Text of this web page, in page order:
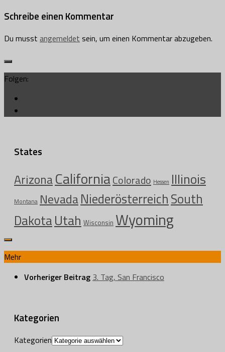
Schreibe einen Kommentar
Du musst angemeldet sein, um einen Kommentar abzugeben.
Folgen:
States
ArizonaCaliforniaColorado Hessen Illinois
Montana NevadaNiederösterreichSouth
DakotaUtah Wisconsin Wyoming
Mehr
Vorheriger Beitrag 3. Tag, San Francisco
Kategorien
Kategorien